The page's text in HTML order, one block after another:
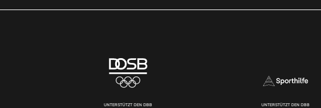
UNTERSTÜTZT DEN DBB UNTERSTÜTZT DEN DBB